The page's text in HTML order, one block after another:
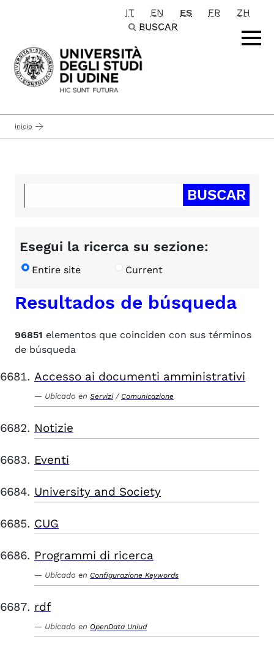
Passa al contenuto principale
IT EN ES FR
ZH
BUSCAR
inicio
Esegui la ricerca su sezione:
Entire site Current
Resultados de búsqueda
96851 elementos que coinciden con sus términos
de búsqueda
Accesso ai documenti amministrativi
Ubicado en Servizi / Comunicazione
Notizie
Eventi
University and Society
CUG
Programmi di ricerca
Ubicado en Configurazione Keywords
rdf
Ubicado en OpenData Uniud